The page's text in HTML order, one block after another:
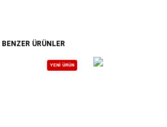
BENZER ÜRÜNLER
YENI ÜRÜN